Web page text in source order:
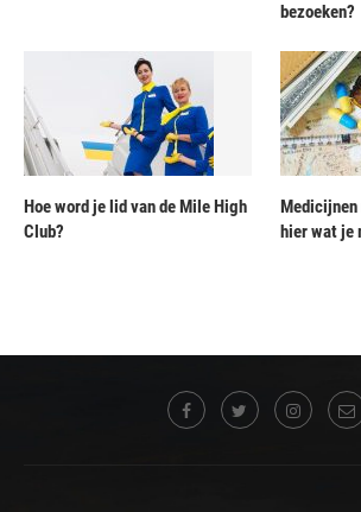
bezoeken?
Hoe word je lid van de Mile High
Club?
hier wat je